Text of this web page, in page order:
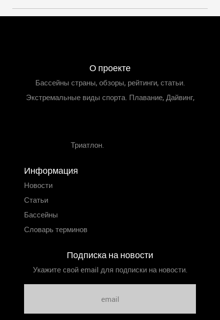
О проекте
Бассейны страны, обзоры, рейтинги, статьи.
Экстремальные виды спорта. Плавание, Дайвинг,
Триатлон.
Информация
Новости
Статьи
Бассейны
Словарь терминов
Подписка на новости
Укажите свой email для подписки на новости.